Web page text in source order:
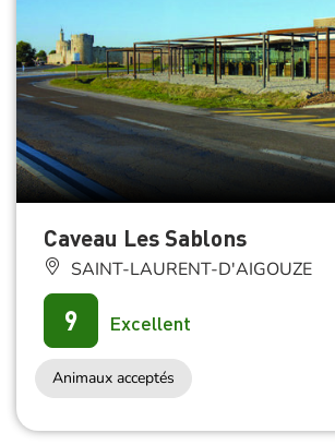
Caveau Les Sablons
SAINT-LAURENT-D'AIGOUZE
9 Excellent
Animaux acceptés